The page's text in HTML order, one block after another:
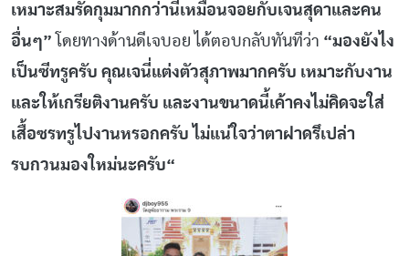
เหมาะสมรัดกุมมากกว่านี้เหมือนจอยกับเจนสุดาและคน
อื่นๆ” โดยทางด้านดีเจบอย ได้ตอบกลับทันทีว่า “มองยังไง
เป็นซีทรูครับ คุณเจนี่แต่งตัวสุภาพมากครับ เหมาะกับงาน
และให้เกรียติงานครับ และงานขนาดนี้เค้าคงไม่คิดจะใส่
เสื้อซรทรูไปงานหรอกครับ ไม่แน่ใจว่าตาฝาดรึเปล่า
รบกวนมองใหม่นะครับ“